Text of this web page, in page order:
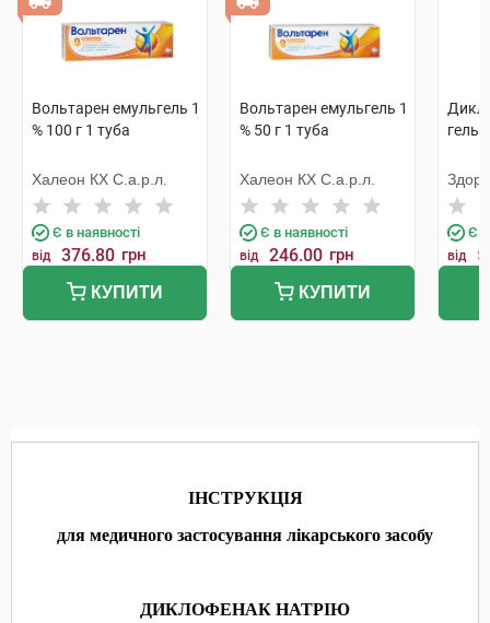
Вольтарен емульгель 1
% 100 г 1 туба
Халеон КХ С.а.р.л.
Є в наявності
від 376.80 грн
КУПИТИ
Вольтарен емульгель 1
% 50 г 1 туба
Халеон КХ С.а.р.л.
Є в наявності
від 246.00 грн
КУПИТИ
гель
Є в
від